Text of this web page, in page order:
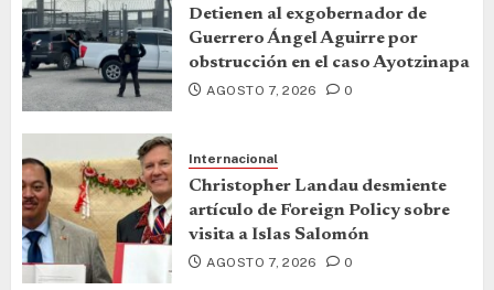
Detienen al exgobernador de
Guerrero Ángel Aguirre por
obstrucción en el caso Ayotzinapa
AGOSTO 7, 2026 0
Internacional
Christopher Landau desmiente
artículo de Foreign Policy sobre
visita a Islas Salomón
AGOSTO 7, 2026 0